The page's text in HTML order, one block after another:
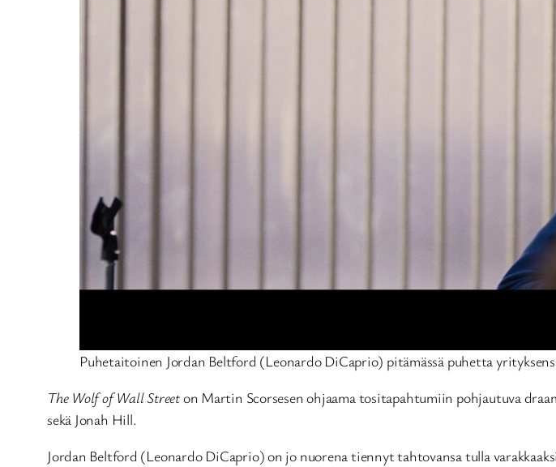
Puhetaitoinen Jordan Beltford (Leonardo DiCaprio) pitämässä puhetta
The Wolf of Wall Streeton Martin Scorsesen ohjaama tositapahtumiin pohjautuva
sekä Jonah Hill.
Jordan Beltford (Leonardo DiCaprio) on jo nuorena tiennyt tahtovansa tulla